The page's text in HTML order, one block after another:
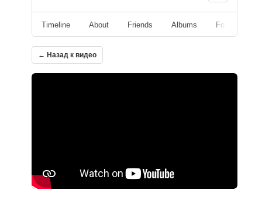
Timeline About Friends Albums Followers
← Назад к видео